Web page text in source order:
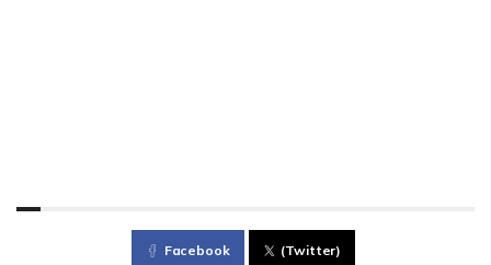
Facebook (Twitter)